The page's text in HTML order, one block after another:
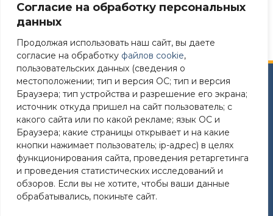
Согласие на обработку персональных
данных
Продолжая использовать наш сайт, вы даете
согласие на обработку файлов cookie,
пользовательских данных (сведения о
местоположении; тип и версия ОС; тип и версия
Браузера; тип устройства и разрешение его экрана;
источник откуда пришел на сайт пользователь; с
какого сайта или по какой рекламе; язык ОС и
Браузера; какие страницы открывает и на какие
кнопки нажимает пользователь; ip-адрес) в целях
функционирования сайта, проведения ретаргетинга
и проведения статистических исследований и
обзоров. Если вы не хотите, чтобы ваши данные
обрабатывались, покиньте сайт.
Сайт разработан в соответствии
с требованиями Постановления Правительства РФ №
582 от 11.12.2018
Требования к структуре официального сайта
образовательной организации в ИТС «Интернет»
и формату представления на нем информации»
утверждены Приказом Рособрнадзора от 14.08.2020
№831